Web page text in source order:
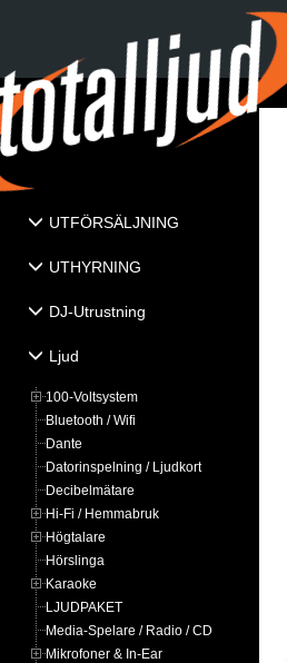
UTFÖRSÄLJNING
UTHYRNING
DJ-Utrustning
Ljud
100-Voltsystem
Bluetooth / Wifi
Dante
Datorinspelning / Ljudkort
Decibelmätare
Hi-Fi / Hemmabruk
Högtalare
Hörslinga
Karaoke
LJUDPAKET
Media-Spelare / Radio / CD
Mikrofoner & In-Ear